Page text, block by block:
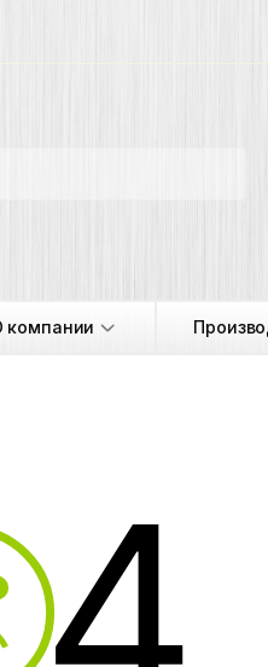
компании